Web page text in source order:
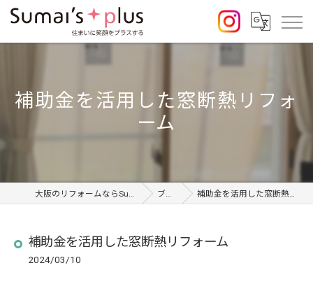
補助金を活用した窓断熱リフォ
ーム
大阪のリフォームならSumai's Plus ブログ 補助金を活用した窓断熱リフォーム
補助金を活用した窓断熱リフォーム
2024/03/10